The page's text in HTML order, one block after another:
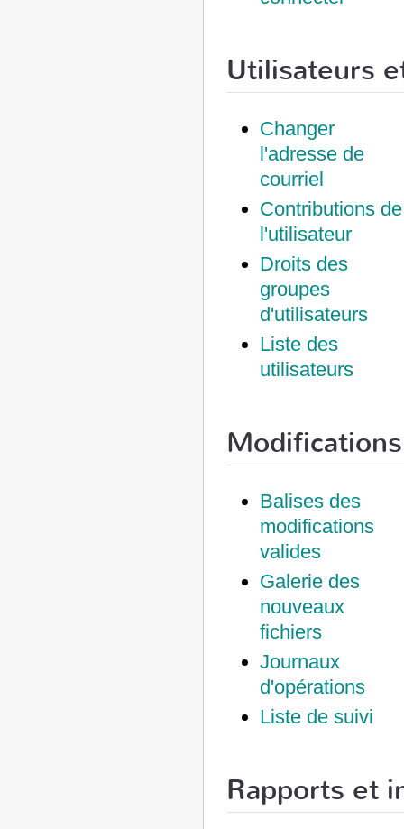
Utilisateurs
Changer
l'adresse de
courriel
Contributions de
l'utilisateur
Droits des
groupes
d'utilisateurs
Liste des
utilisateurs
Balises des
modifications
valides
Galerie des
nouveaux
fichiers
Journaux
d'opérations
Liste de suivi
Rapports et